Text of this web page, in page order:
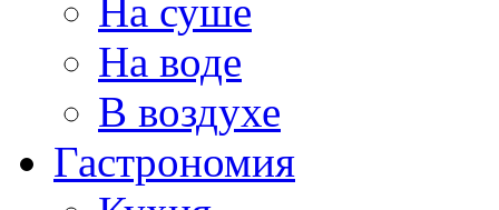
На суше
На воде
В воздухе
Гастрономия